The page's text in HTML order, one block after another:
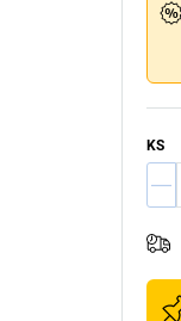
KS